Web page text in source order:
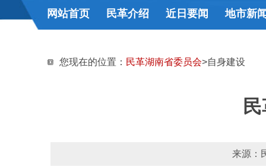
网站首页 民革介绍 近日要闻 地市新
您现在的位置： 民革湖南省委员会>自身建设
来源